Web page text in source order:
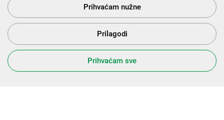
programa „Konkurentnost i kohezija”.
s Vama od 2014. godine!
Prihvaćam nužne
Prilagodi
Prihvaćam sve